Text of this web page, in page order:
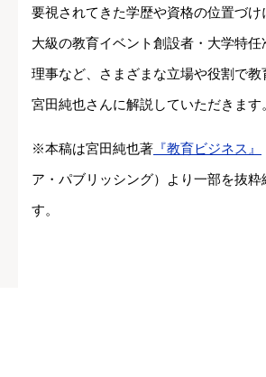
要視されてきた学歴や資格の位置づ
大級の教育イベント創設者・大学特任
理事など、さまざまな立場や役割で教
宮田純也さんに解説していただきます
※本稿は宮田純也著 『教育ビジネス』
ア・パブリッシング）より一部を抜
す。